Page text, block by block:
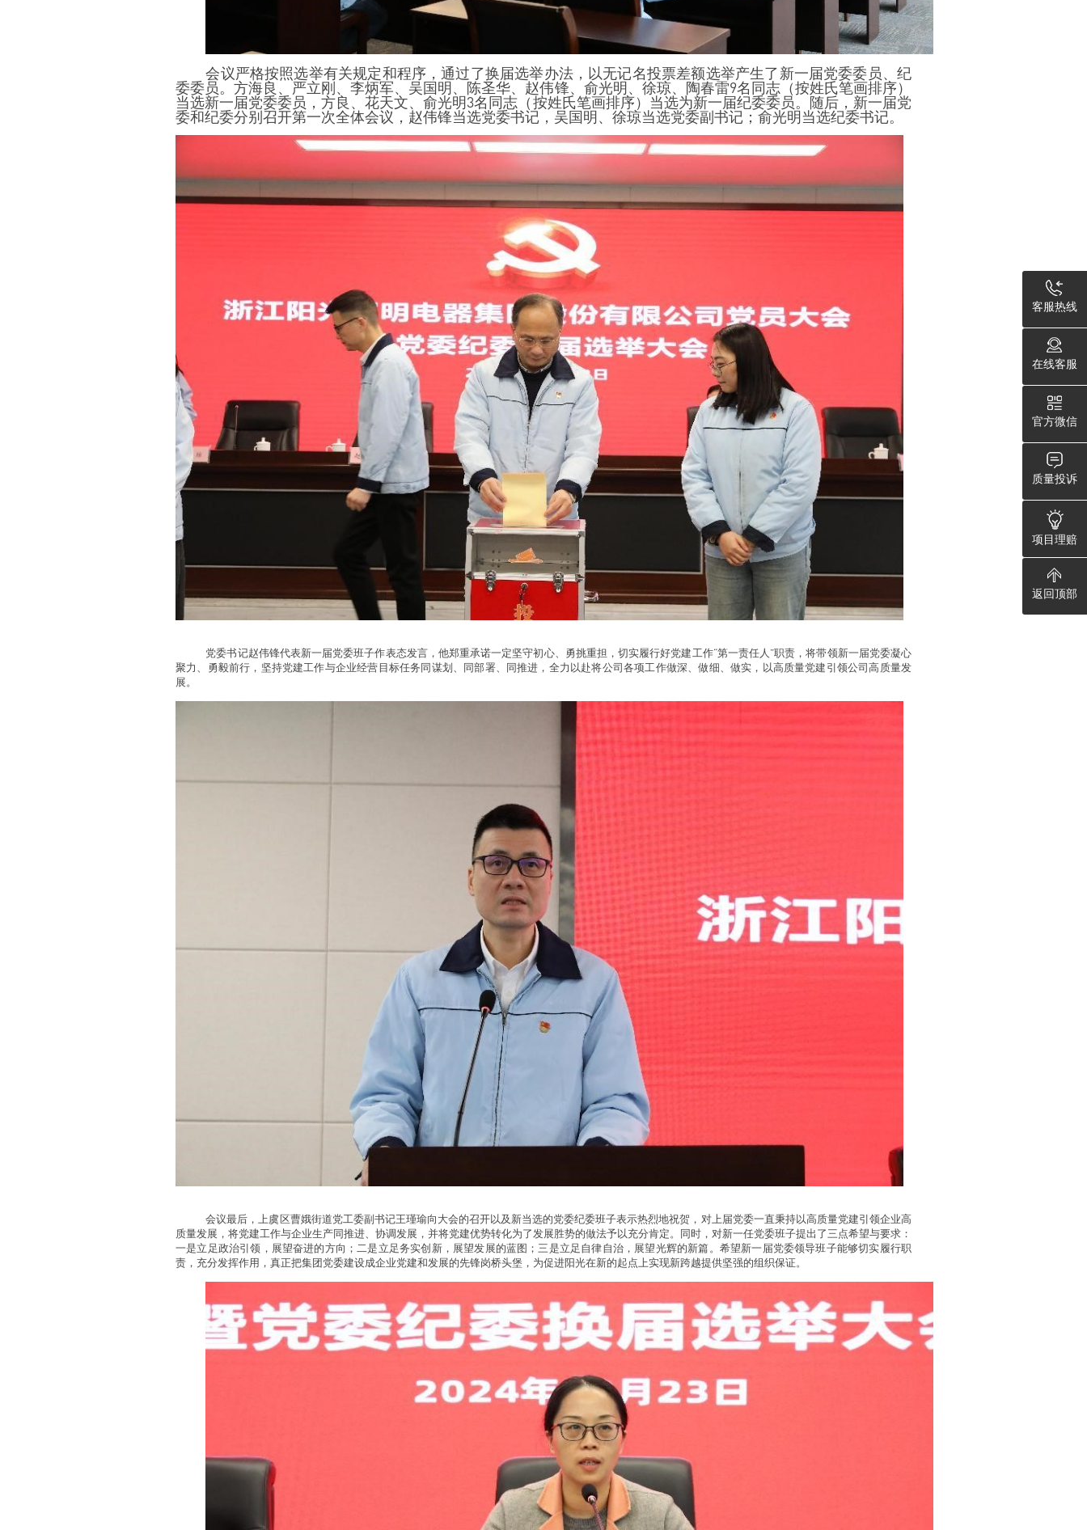
会议严格按照选举有关规定和程序，通过了换届选举办法，以无记名投票差额选举产生了新一届党委委员、纪
委委员。方海良、严立刚、李炳军、吴国明、陈圣华、赵伟锋、俞光明、徐琼、陶春雷9名同志（按姓氏笔画排序）
当选新一届党委委员，方良、花天文、俞光明3名同志（按姓氏笔画排序）当选为新一届纪委委员。随后，新一届党
委和纪委分别召开第一次全体会议，赵伟锋当选党委书记，吴国明、徐琼当选党委副书记；俞光明当选纪委书记。
党委书记赵伟锋代表新一届党委班子作表态发言，他郑重承诺一定坚守初心、勇挑重担，切实履行好党建工作“第一责任人”职责，将带领新一届党委凝心
聚力、勇毅前行，坚持党建工作与企业经营目标任务同谋划、同部署、同推进，全力以赴将公司各项工作做深、做细、做实，以高质量党建引领公司高质量发
展。
会议最后，上虞区曹娥街道党工委副书记王瑾瑜向大会的召开以及新当选的党委纪委班子表示热烈地祝贺，对上届党委一直秉持以高质量党建引领企业高
质量发展，将党建工作与企业生产同推进、协调发展，并将党建优势转化为了发展胜势的做法予以充分肯定。同时，对新一任党委班子提出了三点希望与要求：
一是立足政治引领，展望奋进的方向；二是立足务实创新，展望发展的蓝图；三是立足自律自治，展望光辉的新篇。希望新一届党委领导班子能够切实履行职
责，充分发挥作用，真正把集团党委建设成企业党建和发展的先锋岗桥头堡，为促进阳光在新的起点上实现新跨越提供坚强的组织保证。
客服热线
在线客服
官方微信
质量投诉
项目理赔
返回顶部